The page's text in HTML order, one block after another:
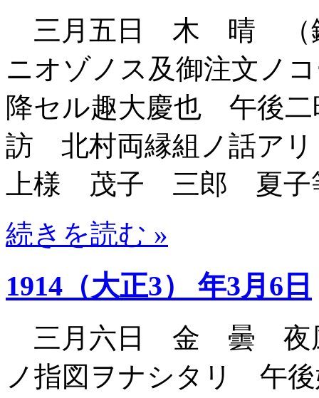
三月五日 木 晴 （
ニオゾノス及御注文ノ
降セル趣大慶也 午後
訪 北村両縁組ノ話ア
上様 茂子 三郎 夏子
続きを読む »
1914（大正3） 年3月6日
三月六日 金 曇 夜
ノ指図ヲナシタリ 午